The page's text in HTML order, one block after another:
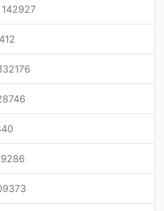
142927